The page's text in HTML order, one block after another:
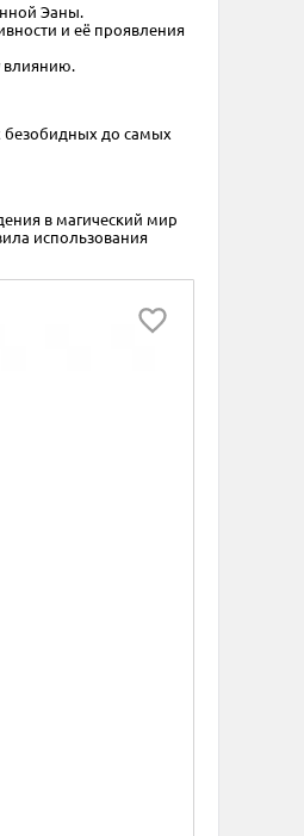
Эаны.
и её проявления
влиянию.
безобидных до самых
в магический мир
использования